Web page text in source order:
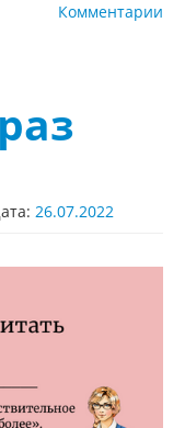
Комментарии
26.07.2022